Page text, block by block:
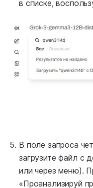
в списке,
В поле запроса
загрузите файл с
или через меню).
«Проанализируй